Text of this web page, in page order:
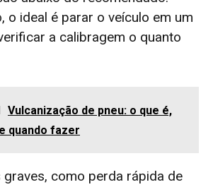
o ideal é parar o veículo em um
a calibragem o quanto
Vulcanização de pneu: o que é,
quando fazer
graves, como perda rápida de